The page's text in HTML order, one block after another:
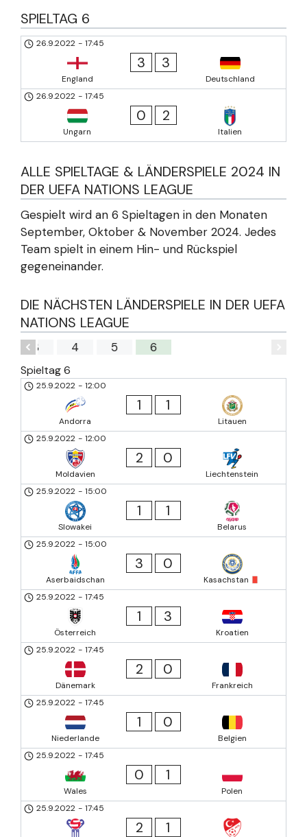
SPIELTAG 6
26.9.2022 - 17:45
England
3 3
Deutschland
26.9.2022 - 17:45
Ungarn
0 2
Italien
ALLE SPIELTAGE & LÄNDERSPIELE 2024 IN
DER UEFA NATIONS LEAGUE
Gespielt wird an 6 Spieltagen in den Monaten
September, Oktober & November 2024. Jedes
Team spielt in einem Hin- und Rückspiel
gegeneinander.
DIE NÄCHSTEN LÄNDERSPIELE IN DER UEFA
NATIONS LEAGUE
3 4 5 6
Spieltag 6
25.9.2022 - 12:00
Andorra
1 1
Litauen
25.9.2022 - 12:00
Moldavien
2 0
Liechtenstein
25.9.2022 - 15:00
Slowakei
1 1
Belarus
25.9.2022 - 15:00
Aserbaidschan
3 0
Kasachstan
25.9.2022 - 17:45
Österreich
1 3
Kroatien
25.9.2022 - 17:45
Dänemark
2 0
Frankreich
25.9.2022 - 17:45
Niederlande
1 0
Belgien
25.9.2022 - 17:45
Wales
0 1
Polen
25.9.2022 - 17:45
2 1